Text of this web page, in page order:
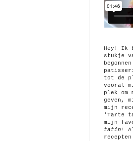
Hey! Ik
stukje
tot de
vooral
plek om
geven,
mijn
'Tarte
mijn
tatin !